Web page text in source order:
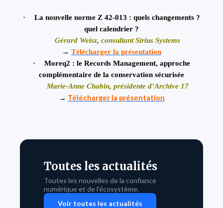
·
La nouvelle norme Z 42-013 : quels changements ?
quel calendrier ?
Gérard Weisz, consultant Sirius Systems
→ Télécharger la présentation
·
Moreq2 : le Records Management, approche
complémentaire de la conservation sécurisée
Marie-Anne Chabin, présidente d’Archive 17
→ Télécharger la présentation
Toutes les actualités
Toutes les nouvelles de la confiance
numérique et de l'écosystème.
Voir toutes les actualités